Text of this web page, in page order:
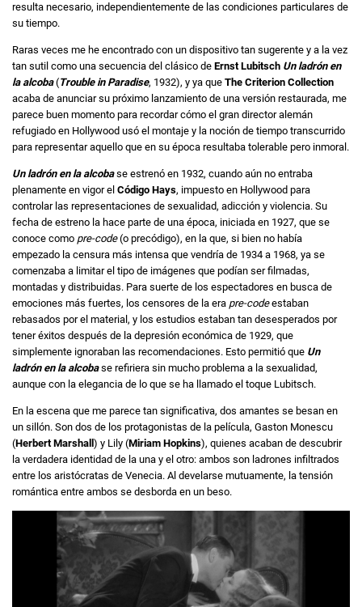
resulta necesario, independientemente de las condiciones particulares de
su tiempo.
Raras veces me he encontrado con un dispositivo tan sugerente y a la vez
tan sutil como una secuencia del clásico de Ernst Lubitsch Un ladrón en
la alcoba(Trouble in Paradise, 1932), y ya que The Criterion Collection
acaba de anunciar su próximo lanzamiento de una versión restaurada, me
parece buen momento para recordar cómo el gran director alemán
refugiado en Hollywood usó el montaje y la noción de tiempo transcurrido
para representar aquello que en su época resultaba tolerable pero inmoral.
Un ladrón en la alcobase estrenó en 1932, cuando aún no entraba
plenamente en vigor el Código Hays, impuesto en Hollywood para
controlar las representaciones de sexualidad, adicción y violencia. Su
fecha de estreno la hace parte de una época, iniciada en 1927, que se
conoce como pre-code(o precódigo), en la que, si bien no había
empezado la censura más intensa que vendría de 1934 a 1968, ya se
comenzaba a limitar el tipo de imágenes que podían ser filmadas,
montadas y distribuidas. Para suerte de los espectadores en busca de
emociones más fuertes, los censores de la era pre-codeestaban
rebasados por el material, y los estudios estaban tan desesperados por
tener éxitos después de la depresión económica de 1929, que
simplemente ignoraban las recomendaciones. Esto permitió que Un
ladrón en la alcobase refiriera sin mucho problema a la sexualidad,
aunque con la elegancia de lo que se ha llamado el toque Lubitsch.
En la escena que me parece tan significativa, dos amantes se besan en
un sillón. Son dos de los protagonistas de la película, Gaston Monescu
(Herbert Marshall ) y Lily (Miriam Hopkins), quienes acaban de descubrir
la verdadera identidad de la una y el otro: ambos son ladrones infiltrados
entre los aristócratas de Venecia. Al develarse mutuamente, la tensión
romántica entre ambos se desborda en un beso.